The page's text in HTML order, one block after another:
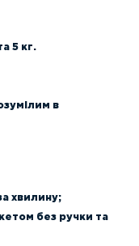
5 кг.
в
хвилину;
без ручки та